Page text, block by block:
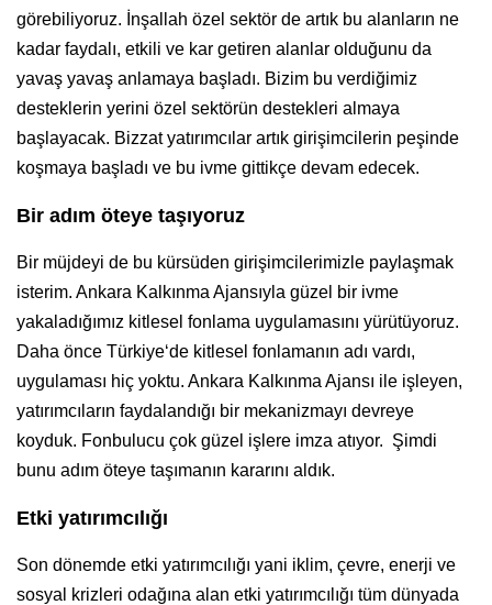
görebiliyoruz. İnşallah özel sektör de artık bu alanların ne
kadar faydalı, etkili ve kar getiren alanlar olduğunu da
yavaş yavaş anlamaya başladı. Bizim bu verdiğimiz
desteklerin yerini özel sektörün destekleri almaya
başlayacak. Bizzat yatırımcılar artık girişimcilerin peşinde
koşmaya başladı ve bu ivme gittikçe devam edecek.
Bir adım öteye taşıyoruz
Bir müjdeyi de bu kürsüden girişimcilerimizle paylaşmak
isterim. Ankara Kalkınma Ajansıyla güzel bir ivme
yakaladığımız kitlesel fonlama uygulamasını yürütüyoruz.
Daha önce Türkiye‘de kitlesel fonlamanın adı vardı,
uygulaması hiç yoktu. Ankara Kalkınma Ajansı ile işleyen,
yatırımcıların faydalandığı bir mekanizmayı devreye
koyduk. Fonbulucu çok güzel işlere imza atıyor. Şimdi
bunu adım öteye taşımanın kararını aldık.
Etki yatırımcılığı
Son dönemde etki yatırımcılığı yani iklim, çevre, enerji ve
sosyal krizleri odağına alan etki yatırımcılığı tüm dünyada